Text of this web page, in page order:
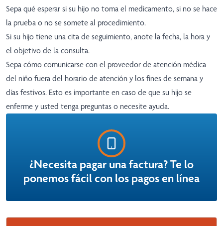
Sepa qué esperar si su hijo no toma el medicamento, si no se hace
la prueba o no se somete al procedimiento.
Si su hijo tiene una cita de seguimiento, anote la fecha, la hora y
el objetivo de la consulta.
Sepa cómo comunicarse con el proveedor de atención médica
del niño fuera del horario de atención y los fines de semana y
días festivos. Esto es importante en caso de que su hijo se
enferme y usted tenga preguntas o necesite ayuda.
¿Necesita pagar una factura? Te lo
ponemos fácil con los pagos en línea